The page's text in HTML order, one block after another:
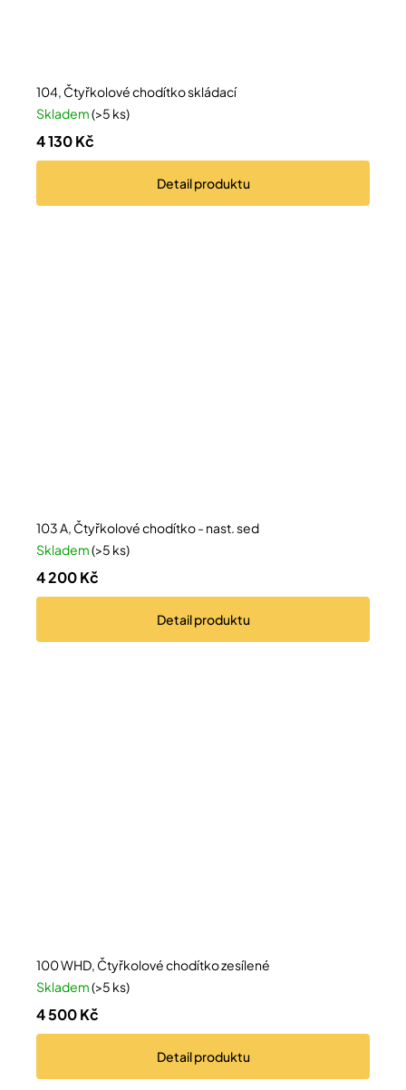
104, Čtyřkolové chodítko skládací
Skladem(>5 ks)
4 130 Kč
Detailproduktu
103 A, Čtyřkolové chodítko - nast. sed
Skladem(>5 ks)
4 200 Kč
Detailproduktu
100 WHD, Čtyřkolové chodítko zesílené
Skladem(>5 ks)
4 500 Kč
Detailproduktu